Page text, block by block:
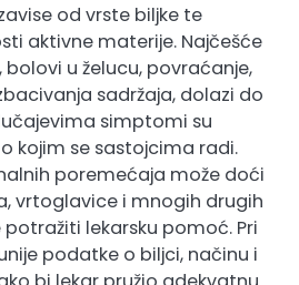
od vrste biljke te
aktivne materije. Najčešće
u želucu, povraćanje,
sadržaja, dolazi do
simptomi su
kojim se sastojcima radi.
poremećaja može doći
vrtoglavice i mnogih drugih
lekarsku pomoć. Pri
podatke o biljci, načinu i